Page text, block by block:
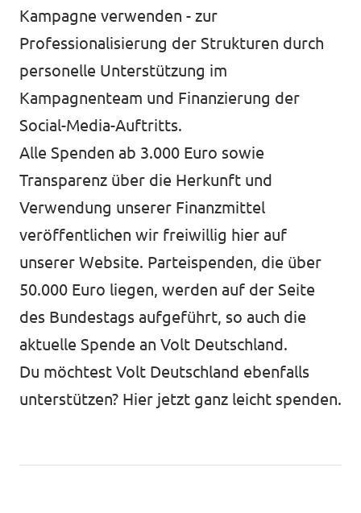
Kampagne verwenden - zur
Professionalisierung der Strukturen durch
personelle Unterstützung im
Kampagnenteam und Finanzierung der
Social-Media-Auftritts.
Alle Spenden ab 3.000 Euro sowie
Transparenz über die Herkunft und
Verwendung unserer Finanzmittel
veröffentlichen wir freiwillig hier auf
unserer Website. Parteispenden, die über
50.000 Euro liegen, werden auf der Seite
des Bundestags aufgeführt, so auch die
aktuelle Spende an Volt Deutschland.
Du möchtest Volt Deutschland ebenfalls
unterstützen? Hier jetzt ganz leicht spenden.